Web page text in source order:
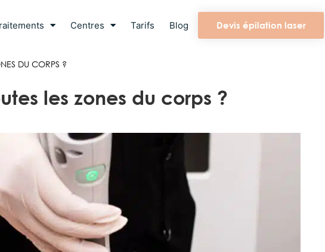
Centres Tarifs Blog Devis épilation laser
DU CORPS ?
les zones du corps ?